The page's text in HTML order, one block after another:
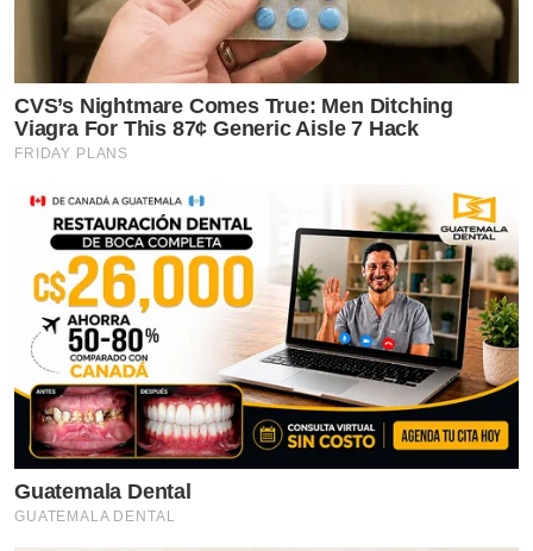
CVS’s Nightmare Comes True: Men Ditching
Viagra For This 87¢ Generic Aisle 7 Hack
FRIDAY PLANS
Guatemala Dental
GUATEMALA DENTAL